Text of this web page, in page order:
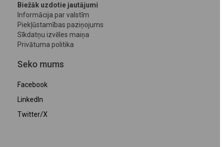
Biežāk uzdotie jautājumi
Informācija par valstīm
Piekļūstamības paziņojums
Sīkdatņu izvēles maiņa
Privātuma politika
Seko mums
Facebook
LinkedIn
Twitter/X